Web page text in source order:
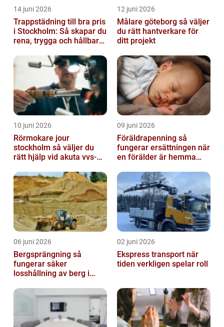
14 juni 2026
Trappstädning till bra pris
i Stockholm: Så skapar du
rena, trygga och hållbara
12 juni 2026
Målare göteborg så väljer
du rätt hantverkare för
ditt projekt
10 juni 2026
Rörmokare jour
stockholm så väljer du
rätt hjälp vid akuta vvs-
09 juni 2026
Föräldrapenning så
fungerar ersättningen när
en förälder är hemma
06 juni 2026
Bergsprängning så
fungerar säker
losshållning av berg i
02 juni 2026
Ekspress transport när
tiden verkligen spelar roll